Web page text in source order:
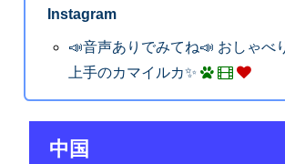
Instagram
📣音声ありでみてね📣 おしゃべ
上手のカマイルカ✨
中国